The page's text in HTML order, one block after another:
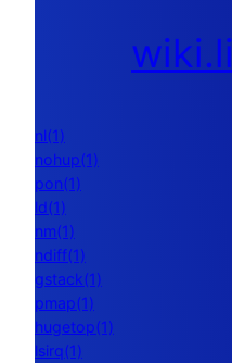
nl(1)
nohup(1)
pon(1)
ld(1)
nm(1)
ndiff(1)
gstack(1)
pmap(1)
hugetop(1)
lsirq(1)